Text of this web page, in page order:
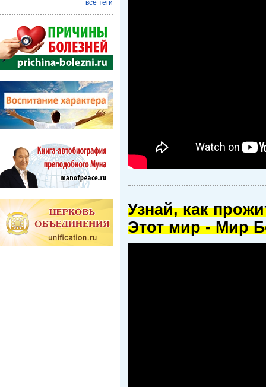
Узнай, как
Этот мир - Мир
все теги